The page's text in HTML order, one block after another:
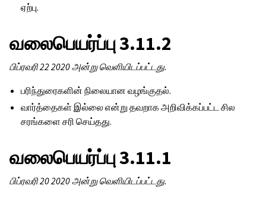
navigation of உள்ளமைவு வழிமுறைகள்
ஏற்பு.
வலைபெயர்ப்பு 3.11.2
பிப்ரவரி 22 2020 அன்று வெளியிடப்பட்டது.
பரிந்துரைகளின் நிலையான வழங்குதல்.
வார்த்தைகள் இல்லை என்று தவறாக அறிவிக்கப்பட்ட சில
சரங்களை சரி செய்தது.
வலைபெயர்ப்பு 3.11.1
பிப்ரவரி 20 2020 அன்று வெளியிடப்பட்டது.